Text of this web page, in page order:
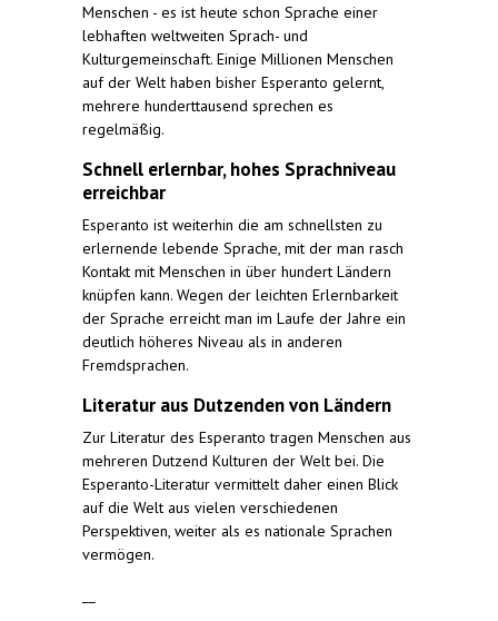
Menschen - es ist heute schon Sprache einer
lebhaften weltweiten Sprach- und
Kulturgemeinschaft. Einige Millionen Menschen
auf der Welt haben bisher Esperanto gelernt,
mehrere hunderttausend sprechen es
regelmäßig.
Schnell erlernbar, hohes Sprachniveau
erreichbar
Esperanto ist weiterhin die am schnellsten zu
erlernende lebende Sprache, mit der man rasch
Kontakt mit Menschen in über hundert Ländern
knüpfen kann. Wegen der leichten Erlernbarkeit
der Sprache erreicht man im Laufe der Jahre ein
deutlich höheres Niveau als in anderen
Fremdsprachen.
Literatur aus Dutzenden von Ländern
Zur Literatur des Esperanto tragen Menschen aus
mehreren Dutzend Kulturen der Welt bei. Die
Esperanto-Literatur vermittelt daher einen Blick
auf die Welt aus vielen verschiedenen
Perspektiven, weiter als es nationale Sprachen
vermögen.